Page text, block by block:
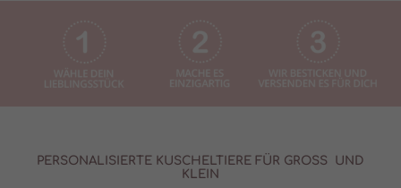
PERSONALISIERTE KUSCHELTIERE FÜR GROSS UND K
LEIN